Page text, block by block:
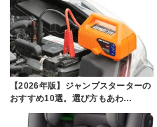
【2026年版】ジャンプスターターの
おすすめ10選。選び方もあわ…